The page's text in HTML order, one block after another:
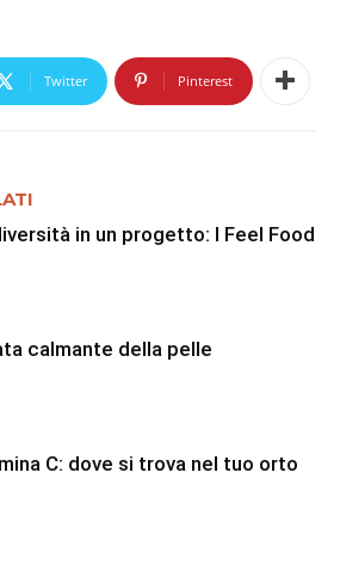
Twitter Pinterest
in un progetto: I Feel Food
calmante della pelle
C: dove si trova nel tuo orto